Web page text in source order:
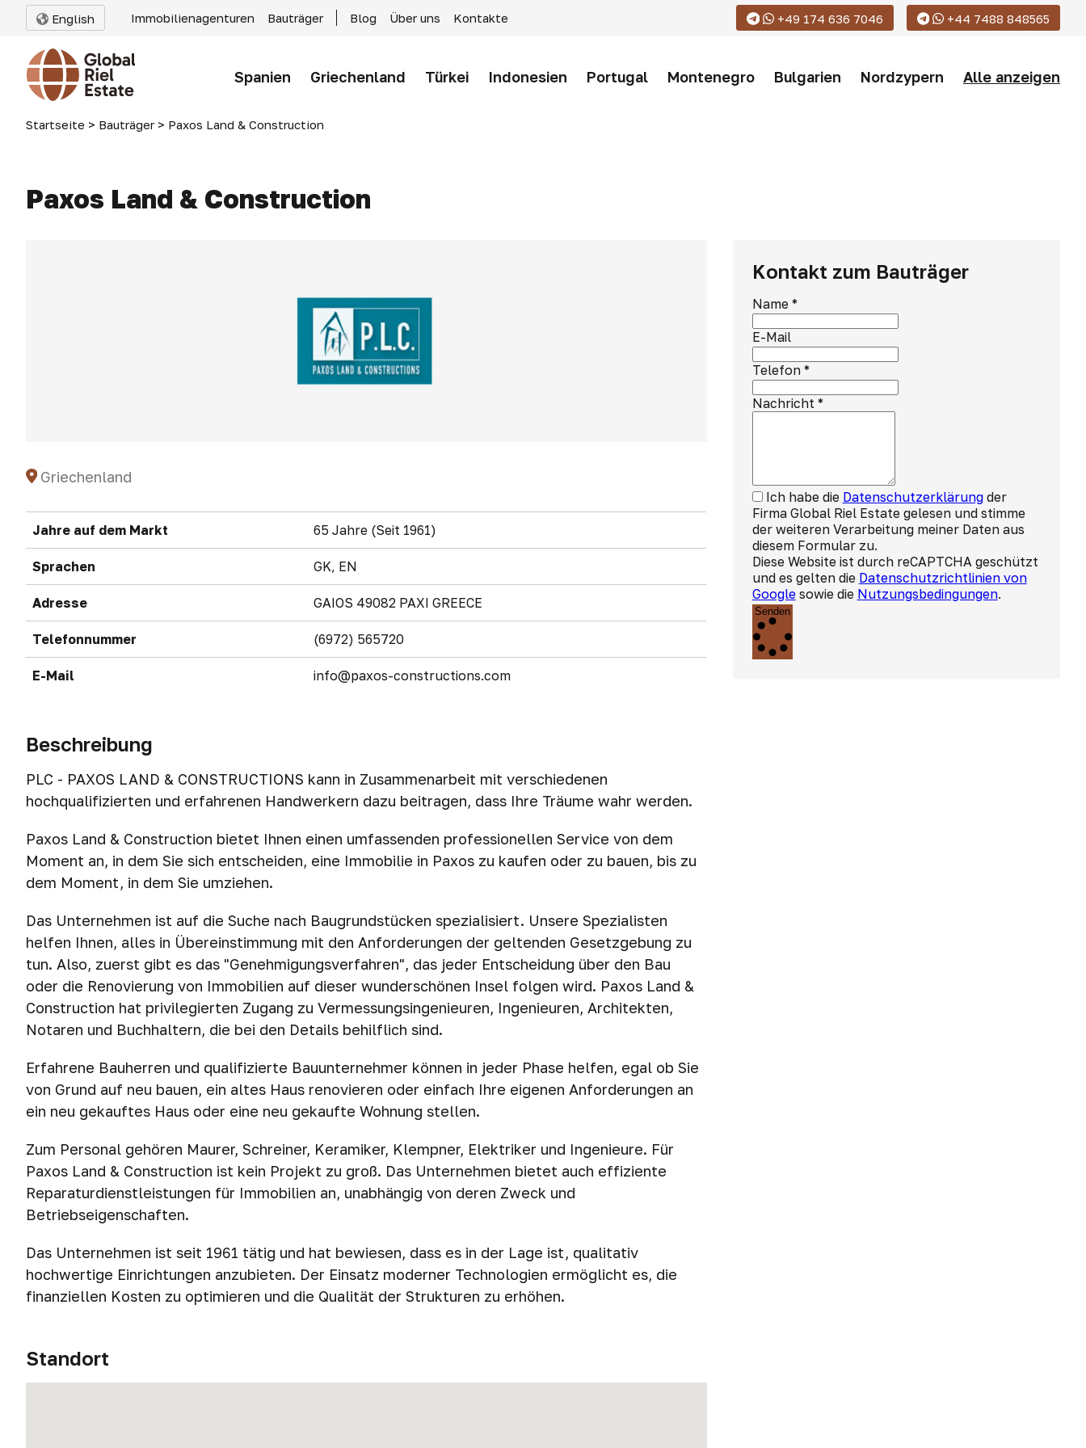
English Immobilienagenturen Bauträger Blog Über uns Kontakte +49 174 636 7046 +44 7488 848565
Spanien Griechenland Türkei Indonesien Portugal Montenegro Bulgarien Nordzypern Alle anzeigen
Startseite > Bauträger > Paxos Land & Construction
Paxos Land & Construction
Griechenland
Jahre auf dem Markt 65 Jahre (Seit 1961)
Sprachen GK, EN
Adresse GAIOS 49082 PAXI GREECE
Telefonnummer (6972) 565720
E-Mail info@paxos-constructions.com
Beschreibung
PLC - PAXOS LAND & CONSTRUCTIONS kann in Zusammenarbeit mit verschiedenen
hochqualifizierten und erfahrenen Handwerkern dazu beitragen, dass Ihre Träume wahr werden.
Paxos Land & Construction bietet Ihnen einen umfassenden professionellen Service von dem
Moment an, in dem Sie sich entscheiden, eine Immobilie in Paxos zu kaufen oder zu bauen, bis zu
dem Moment, in dem Sie umziehen.
Das Unternehmen ist auf die Suche nach Baugrundstücken spezialisiert. Unsere Spezialisten
helfen Ihnen, alles in Übereinstimmung mit den Anforderungen der geltenden Gesetzgebung zu
tun. Also, zuerst gibt es das "Genehmigungsverfahren", das jeder Entscheidung über den Bau
oder die Renovierung von Immobilien auf dieser wunderschönen Insel folgen wird. Paxos Land &
Construction hat privilegierten Zugang zu Vermessungsingenieuren, Ingenieuren, Architekten,
Notaren und Buchhaltern, die bei den Details behilflich sind.
Erfahrene Bauherren und qualifizierte Bauunternehmer können in jeder Phase helfen, egal ob Sie
von Grund auf neu bauen, ein altes Haus renovieren oder einfach Ihre eigenen Anforderungen an
ein neu gekauftes Haus oder eine neu gekaufte Wohnung stellen.
Zum Personal gehören Maurer, Schreiner, Keramiker, Klempner, Elektriker und Ingenieure. Für
Paxos Land & Construction ist kein Projekt zu groß. Das Unternehmen bietet auch effiziente
Reparaturdienstleistungen für Immobilien an, unabhängig von deren Zweck und
Betriebseigenschaften.
Das Unternehmen ist seit 1961 tätig und hat bewiesen, dass es in der Lage ist, qualitativ
hochwertige Einrichtungen anzubieten. Der Einsatz moderner Technologien ermöglicht es, die
finanziellen Kosten zu optimieren und die Qualität der Strukturen zu erhöhen.
Standort
Kontakt zum Bauträger
Name*
E-Mail
Telefon*
Nachricht *
Ich habe die Datenschutzerklärungder
Firma Global Riel Estate gelesen und stimme
der weiteren Verarbeitung meiner Daten aus
diesem Formular zu.
Diese Website ist durch reCAPTCHA geschützt
und es gelten die Datenschutzrichtlinien von
Googlesowie die Nutzungsbedingungen.
Senden